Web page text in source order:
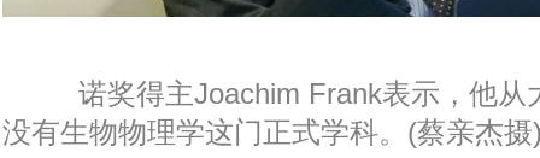
诺奖得主Joachim Frank表示，他从
没有生物物理学这门正式学科。(蔡亲杰摄